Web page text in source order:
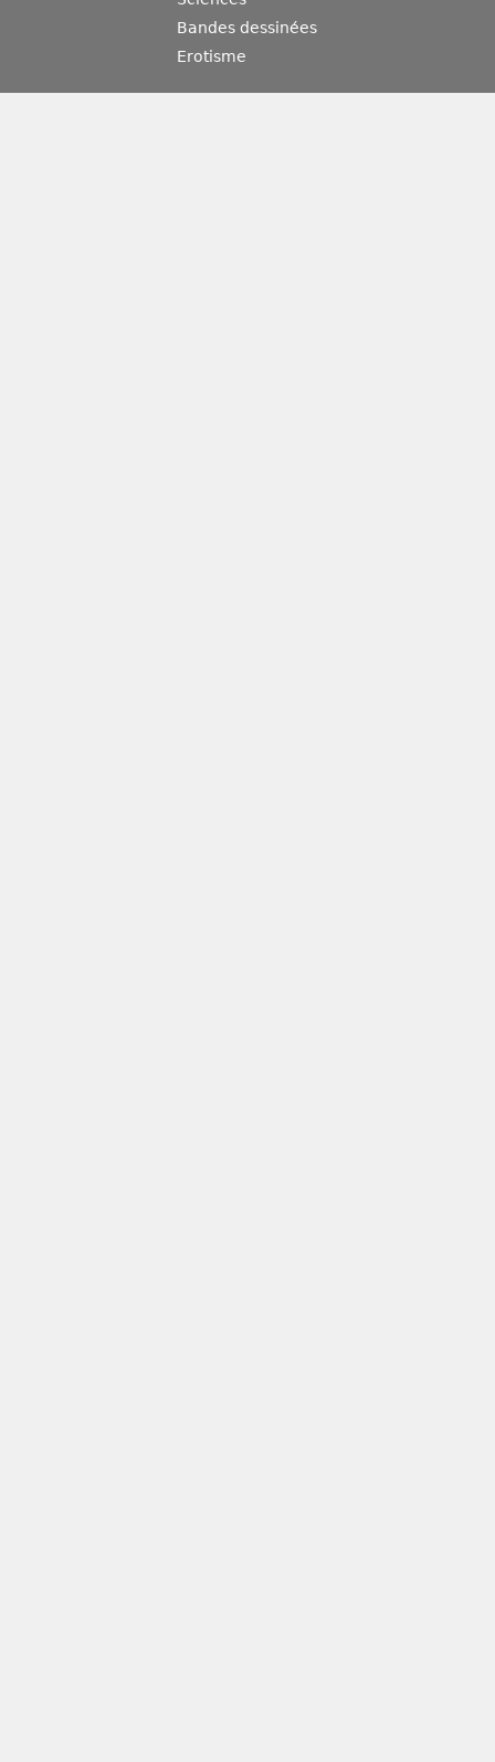
Bandes dessinées
Erotisme